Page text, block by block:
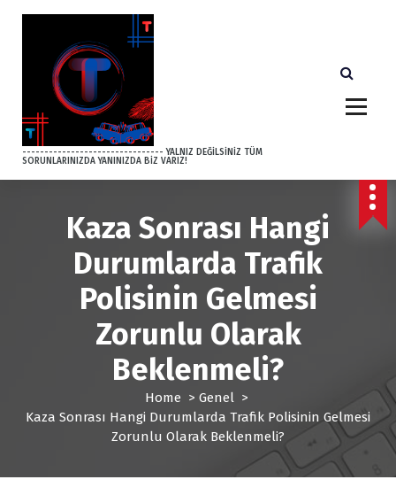
t
-------------------------------- YALNIZ DEĞİLSİNİZ TÜM
SORUNLARINIZDA YANINIZDA BİZ VARIZ!
Kaza Sonrası Hangi
Durumlarda Trafik
Polisinin Gelmesi
Zorunlu Olarak
Beklenmeli?
Home > Genel>
Kaza Sonrası Hangi Durumlarda Trafik Polisinin Gelmesi
Zorunlu Olarak Beklenmeli?